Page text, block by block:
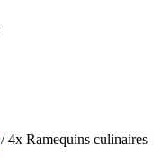
/ 4x Ramequins culinaires